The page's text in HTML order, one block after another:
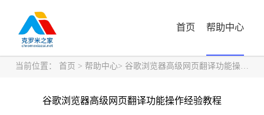
首页 帮助中心
当前位置： 首页 > 帮助中心> 谷歌浏览器高级网页翻译功能操作经验教程
谷歌浏览器高级网页翻译功能操作经验教程